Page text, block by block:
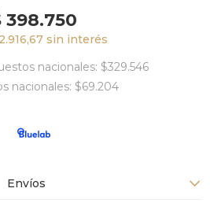
398.750
sin interés
nacionales: $329.546
nacionales: $69.204
Envíos